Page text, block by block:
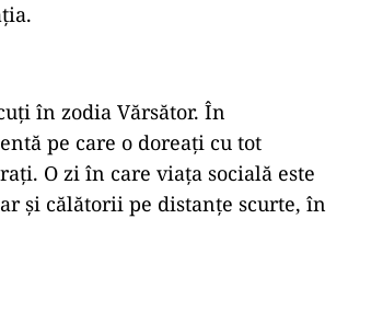
în zodia Vărsător. În
pe care o doreați cu tot
O zi în care viața socială este
și călătorii pe distanțe scurte, în